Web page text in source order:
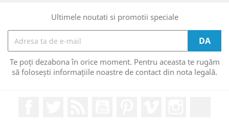
Ultimele noutati si promotii speciale
Te poți dezabona în orice moment. Pentru aceasta te rugăm
să folosești informațiile noastre de contact din nota legală.